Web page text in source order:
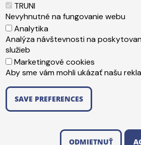
Youtube
Spotify
TikTok
Päta
Web content administrator
Technical operator
Accessibility statement
Edit Cookie Preferences
ActivIT s.r.o.
TRUNI
Nevyhnutné na fungovanie webu
Analytika
Analýza návštevnosti na
služieb
Marketingové cookies
Aby sme vám mohli ukázať našu
SAVE PREFERENCES
ODMIETNUŤ